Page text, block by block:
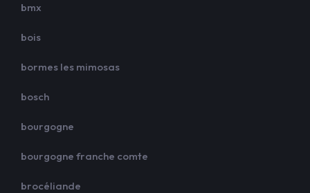
bmx
bois
bormes les mimosas
bosch
bourgogne
bourgogne franche comte
brocéliande